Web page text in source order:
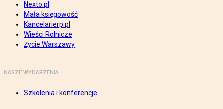
Nexto.pl
Mała księgowość
Kancelarierp.pl
Wieści Rolnicze
Życie Warszawy
NASZE WYDARZENIA
Szkolenia i konferencje